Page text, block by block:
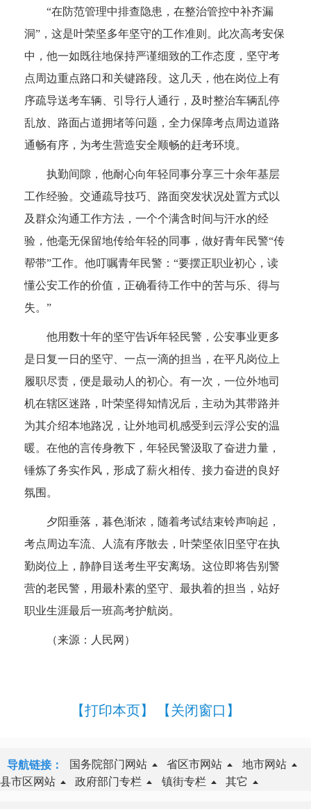
“在防范管理中排查隐患，在整治管控中补齐漏
洞”，这是叶荣坚多年坚守的工作准则。此次高考安保
中，他一如既往地保持严谨细致的工作态度，坚守考
点周边重点路口和关键路段。这几天，他在岗位上有
序疏导送考车辆、引导行人通行，及时整治车辆乱停
乱放、路面占道拥堵等问题，全力保障考点周边道路
通畅有序，为考生营造安全顺畅的赶考环境。
执勤间隙，他耐心向年轻同事分享三十余年基层
工作经验。交通疏导技巧、路面突发状况处置方式以
及群众沟通工作方法，一个个满含时间与汗水的经
验，他毫无保留地传给年轻的同事，做好青年民警“传
帮带”工作。他叮嘱青年民警：“要摆正职业初心，读
懂公安工作的价值，正确看待工作中的苦与乐、得与
失。”
他用数十年的坚守告诉年轻民警，公安事业更多
是日复一日的坚守、一点一滴的担当，在平凡岗位上
履职尽责，便是最动人的初心。有一次，一位外地司
机在辖区迷路，叶荣坚得知情况后，主动为其带路并
为其介绍本地路况，让外地司机感受到云浮公安的温
暖。在他的言传身教下，年轻民警汲取了奋进力量，
锤炼了务实作风，形成了薪火相传、接力奋进的良好
氛围。
夕阳垂落，暮色渐浓，随着考试结束铃声响起，
考点周边车流、人流有序散去，叶荣坚依旧坚守在执
勤岗位上，静静目送考生平安离场。这位即将告别警
营的老民警，用最朴素的坚守、最执着的担当，站好
职业生涯最后一班高考护航岗。
（来源：人民网）
【打印本页】 【关闭窗口】
导航链接： 国务院部门网站 省区市网站
地市网站
县市区网站
政府部门专栏 镇街专栏 其它